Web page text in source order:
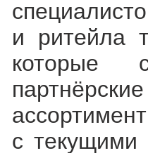
и ритейла
которые
с